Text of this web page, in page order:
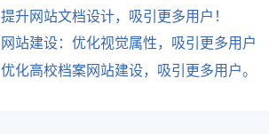
提升网站文档设计，吸引更多用户！
网站建设：优化视觉属性，吸引更多用户
优化高校档案网站建设，吸引更多用户。